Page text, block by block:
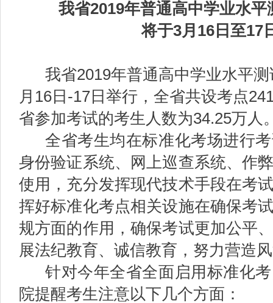
我省2019年普通高中学业水平
将于3月 16 日至17
我省2019年普通高中学业水平
月16日-17日举行，全省共设考点
省参加考试的考生人数为34.25万人
全省考生均在标准化考场进行
身份验证系统、网上巡查系统、作
使用，充分发挥现代技术手段在考
挥好标准化考点相关设施在确保考
规方面的作用，确保考试更加公平
展法纪教育、诚信教育，努力营造
针对今年全省全面启用标准化
院提醒考生注意以下几个方面：